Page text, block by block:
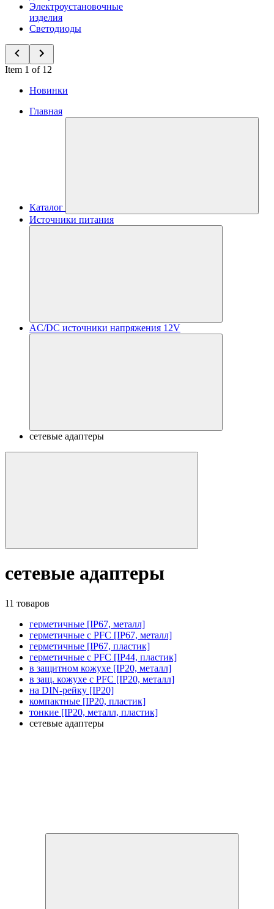
Электроустановочные
изделия
Светодиоды
Item 1 of 12
Новинки
Главная
Каталог
Источники питания
AC/DC источники напряжения 12V
сетевые адаптеры
сетевые адаптеры
11 товаров
герметичные [IP67, металл]
герметичные с PFC [IP67, металл]
герметичные [IP67, пластик]
герметичные с PFC [IP44, пластик]
в защитном кожухе [IP20, металл]
в защ. кожухе с PFC [IP20, металл]
на DIN-рейку [IP20]
компактные [IP20, пластик]
тонкие [IP20, металл, пластик]
сетевые адаптеры